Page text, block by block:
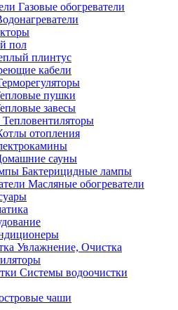
Газовые обогреватели
пол
плинтус
кабели
пушки
завесы
Тепловентиляторы
отопления
сауны
Бактерицидные лампы
Масляные обогреватели
Увлажнение, Очистка
Системы водоочистки
чаши